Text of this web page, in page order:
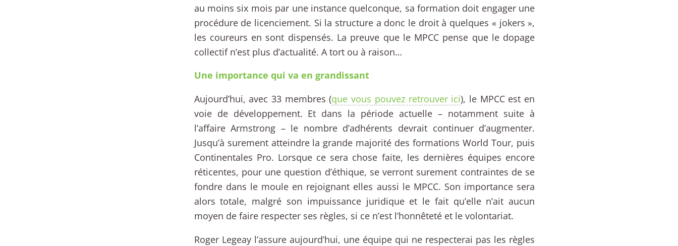
au moins six mois par une instance quelconque, sa formation doit engager une
procédure de licenciement. Si la structure a donc le droit à quelques « jokers »,
les coureurs en sont dispensés. La preuve que le MPCC pense que le dopage
collectif n’est plus d’actualité. A tort ou à raison…
Une importance qui va en grandissant
Aujourd’hui, avec 33 membres (que vous pouvez retrouver ici), le MPCC est en
voie de développement. Et dans la période actuelle – notamment suite à
l’affaire Armstrong – le nombre d’adhérents devrait continuer d’augmenter.
Jusqu’à surement atteindre la grande majorité des formations World Tour, puis
Continentales Pro. Lorsque ce sera chose faite, les dernières équipes encore
réticentes, pour une question d’éthique, se verront surement contraintes de se
fondre dans le moule en rejoignant elles aussi le MPCC. Son importance sera
alors totale, malgré son impuissance juridique et le fait qu’elle n’ait aucun
moyen de faire respecter ses règles, si ce n’est l’honnêteté et le volontariat.
Roger Legeay l’assure aujourd’hui, une équipe qui ne respecterai pas les règles